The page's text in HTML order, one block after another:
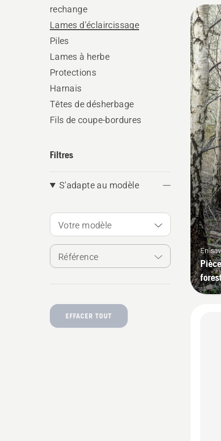
rechange
Lames d'éclaircissage
Piles
Lames à herbe
Protections
Harnais
Têtes de désherbage
Fils de coupe-bordures
Filtres
S'adapte au modèle
Votre modèle
Référence
EFFACER TOUT
All
En